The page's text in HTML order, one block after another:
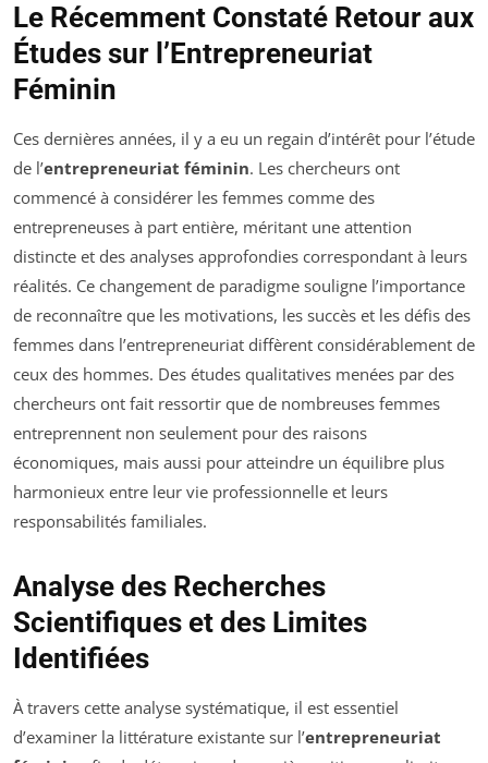
Le Récemment Constaté Retour aux
Études sur l’Entrepreneuriat
Féminin
Ces dernières années, il y a eu un regain d’intérêt pour l’étude
de l’entrepreneuriat féminin. Les chercheurs ont
commencé à considérer les femmes comme des
entrepreneuses à part entière, méritant une attention
distincte et des analyses approfondies correspondant à leurs
réalités. Ce changement de paradigme souligne l’importance
de reconnaître que les motivations, les succès et les défis des
femmes dans l’entrepreneuriat diffèrent considérablement de
ceux des hommes. Des études qualitatives menées par des
chercheurs ont fait ressortir que de nombreuses femmes
entreprennent non seulement pour des raisons
économiques, mais aussi pour atteindre un équilibre plus
harmonieux entre leur vie professionnelle et leurs
responsabilités familiales.
Analyse des Recherches
Scientifiques et des Limites
Identifiées
À travers cette analyse systématique, il est essentiel
d’examiner la littérature existante sur l’entrepreneuriat